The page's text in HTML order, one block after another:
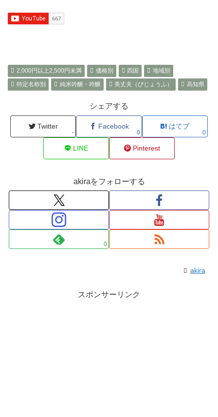
2,000円以上2,500円未満 価格別 四国
地域別
特定名称別
純米吟醸・吟醸 美丈夫（びじょうふ） 高知県
シェアする
Twitter
-
Facebook
0
はてブ
0
LINE Pinterest
akiraをフォローする
0
akira
スポンサーリンク